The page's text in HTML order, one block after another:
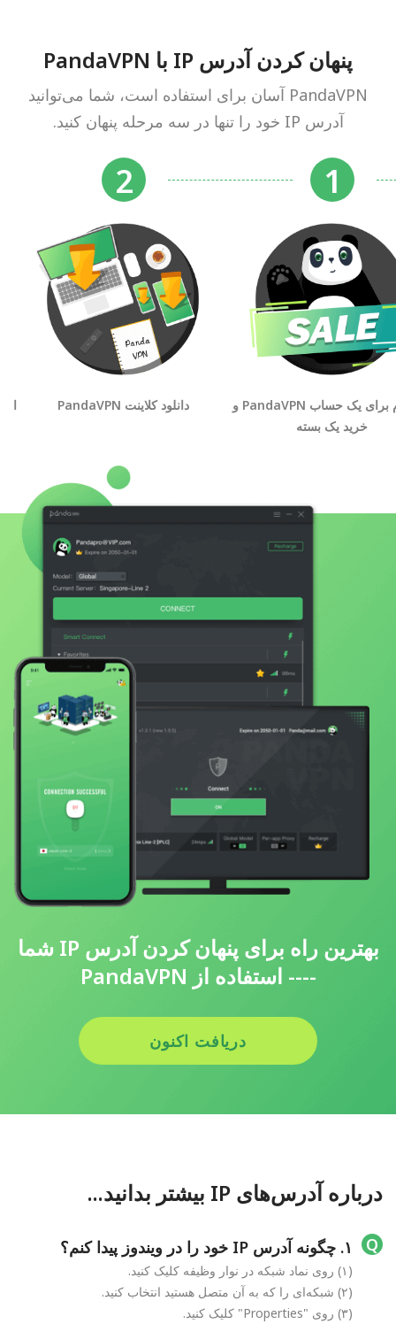
پنهان کردن آدرس IP با PandaVPN
PandaVPN آسان برای استفاده است، شما می‌توانید
آدرس IP خود را تنها در سه مرحله پنهان کنید.
ثبت نام برای یک حساب PandaVPN و
خرید یک بسته
دانلود کلاینت PandaVPN
بهترین راه برای پنهان کردن آدرس IP شما
---- استفاده از PandaVPN
دریافت اکنون
درباره آدرس‌های IP بیشتر بدانید...
۱. چگونه آدرس IP خود را در ویندوز پیدا کنم؟
(۱) روی نماد شبکه در نوار وظیفه کلیک کنید.
(۲) شبکه‌ای را که به آن متصل هستید انتخاب کنید.
(۳) روی "Properties" کلیک کنید.